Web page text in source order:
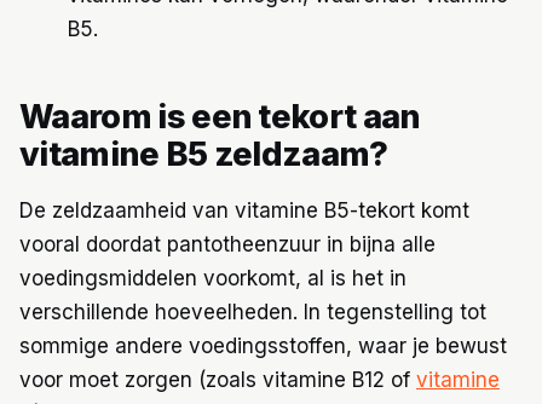
B5.
Waarom is een tekort aan
vitamine B5 zeldzaam?
De zeldzaamheid van vitamine B5-tekort komt
vooral doordat pantotheenzuur in bijna alle
voedingsmiddelen voorkomt, al is het in
verschillende hoeveelheden. In tegenstelling tot
sommige andere voedingsstoffen, waar je bewust
voor moet zorgen (zoals vitamine B12 of vitamine